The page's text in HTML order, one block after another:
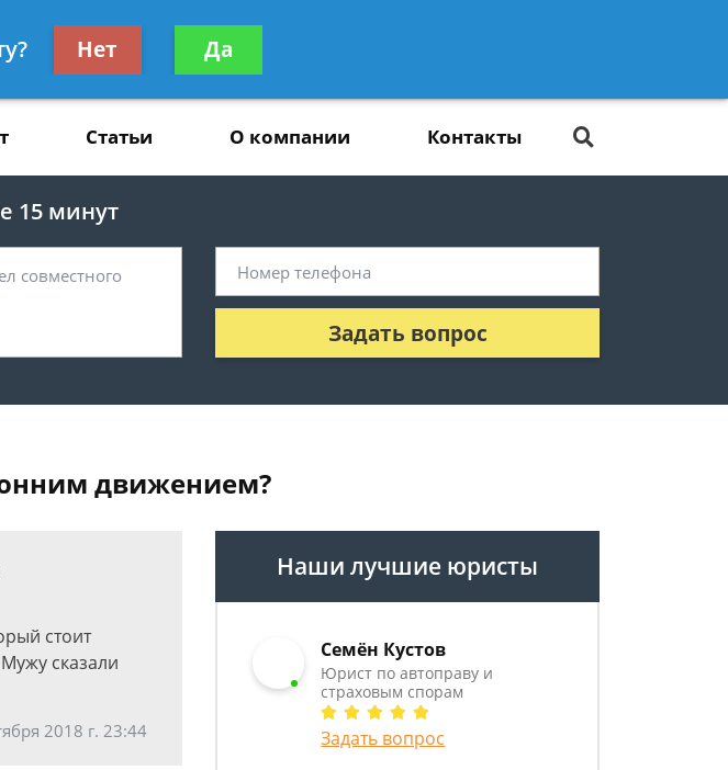
Получите консультацию
бесплатно
Статьи О компании Контакты
15 минут
Задать вопрос
движением?
стоит
сказали
2018 г. 23:44
Наши лучшие юристы
Семён Кустов
Юрист по автоправу и
страховым спорам
Задать вопрос
Нет Да